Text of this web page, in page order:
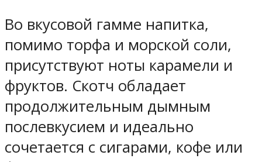
Во вкусовой гамме напитка,
помимо торфа и морской соли,
присутствуют ноты карамели и
фруктов. Скотч обладает
продолжительным дымным
послевкусием и идеально
сочетается с сигарами, кофе или